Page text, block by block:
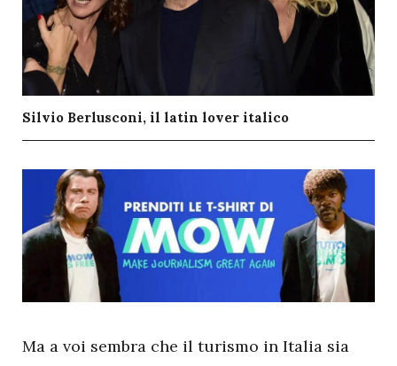
Silvio Berlusconi, il latin lover italico
Ma a voi sembra che il turismo in Italia sia